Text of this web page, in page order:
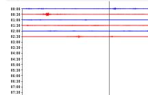
00:00
00:30
01:00
01:30
02:00
02:30
03:00
03:30
04:00
04:30
05:00
05:30
06:00
06:30
07:00
07:30